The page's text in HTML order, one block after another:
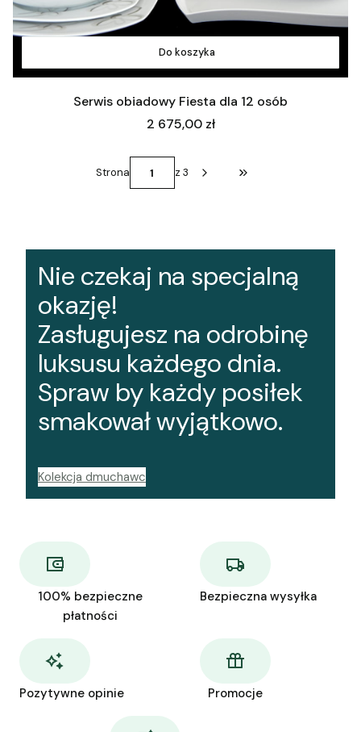
Do koszyka
Serwis obiadowy Fiesta dla 12 osób
Cena
2 675,00 zł
Strona z 3 Przejdź do ostatniej
Nie czekaj na specjalną
okazję!
Zasługujesz na odrobinę
luksusu każdego dnia.
Spraw by każdy posiłek
smakował wyjątkowo.
Kolekcja dmuchawc
100% bezpieczne
płatności
Bezpieczna wysyłka
Pozytywne opinie Promocje